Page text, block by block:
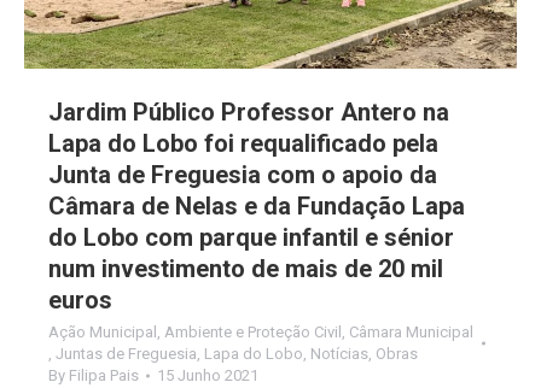
Jardim Público Professor Antero na
Lapa do Lobo foi requalificado pela
Junta de Freguesia com o apoio da
Câmara de Nelas e da Fundação Lapa
do Lobo com parque infantil e sénior
num investimento de mais de 20 mil
euros
Ação Municipal , Ambiente e Proteção Civil , Câmara Municipal
, Juntas de Freguesia, Lapa do Lobo, Notícias, Obras
By Filipa Pais 15 Junho 2021